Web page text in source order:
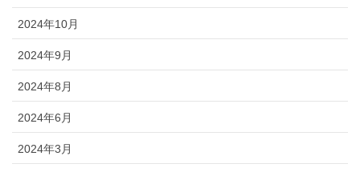
2024年10月
2024年9月
2024年8月
2024年6月
2024年3月